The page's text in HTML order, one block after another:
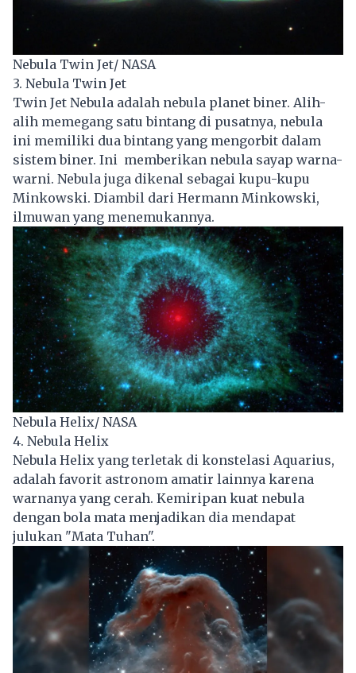
Nebula Twin Jet/ NASA
3. Nebula Twin Jet
Twin Jet Nebula adalah nebula planet biner. Alih-
alih memegang satu bintang di pusatnya, nebula
ini memiliki dua bintang yang mengorbit dalam
sistem biner. Ini memberikan nebula sayap warna-
warni. Nebula juga dikenal sebagai kupu-kupu
Minkowski. Diambil dari Hermann Minkowski,
ilmuwan yang menemukannya.
Nebula Helix/ NASA
4. Nebula Helix
Nebula Helix yang terletak di konstelasi Aquarius,
adalah favorit astronom amatir lainnya karena
warnanya yang cerah. Kemiripan kuat nebula
dengan bola mata menjadikan dia mendapat
julukan "Mata Tuhan".